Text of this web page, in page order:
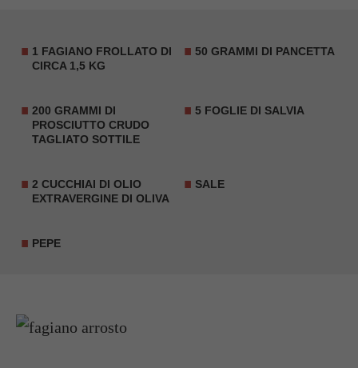
1 FAGIANO FROLLATO DI
CIRCA 1,5 KG
50 GRAMMI DI PANCETTA
200 GRAMMI DI
PROSCIUTTO CRUDO
TAGLIATO SOTTILE
5 FOGLIE DI SALVIA
2 CUCCHIAI DI OLIO
EXTRAVERGINE DI OLIVA
SALE
PEPE